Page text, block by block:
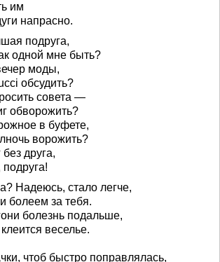
им
напрасно.
подруга,
одной мне быть?
моды,
обсудить?
совета —
обворожить?
в буфете,
ворожить?
друга,
Надеюсь, стало легче,
болеем за тебя.
болезнь подальше,
веселье.
чтоб быстро поправлялась,